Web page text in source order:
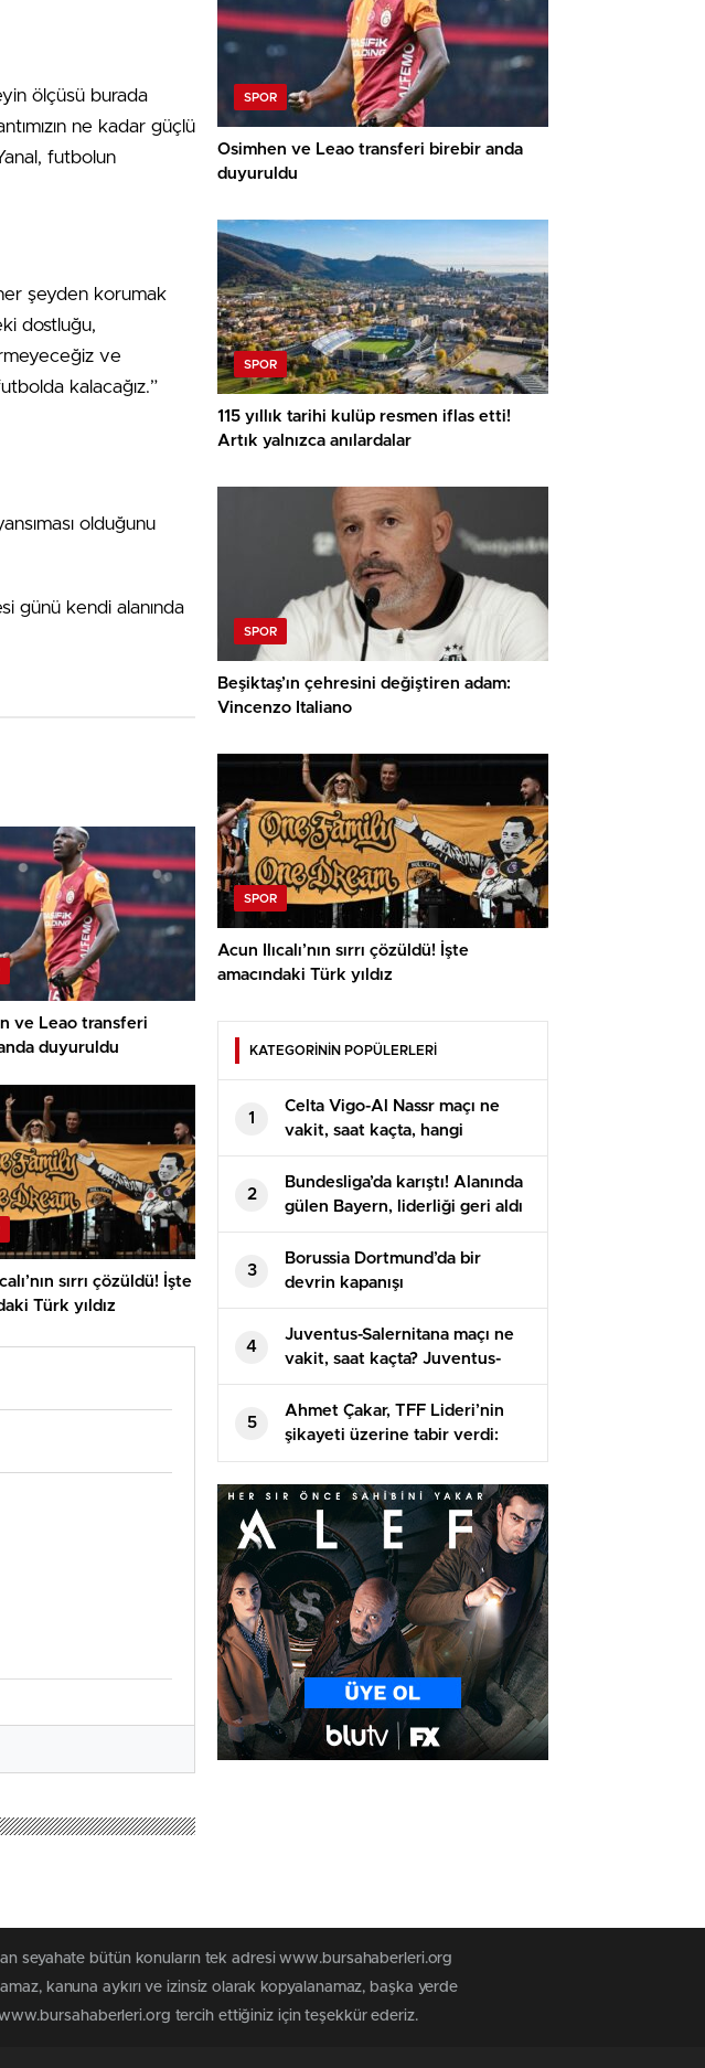
ölçüsü burada
ne kadar güçlü
futbolun
şeyden korumak
dostluğu,
ve
kalacağız.”
olduğunu
günü kendi alanında
ve Leao transferi
duyuruldu
sırrı çözüldü! İşte
Türk yıldız
SPOR
Osimhen ve Leao transferi birebir anda
duyuruldu
SPOR
115 yıllık tarihi kulüp resmen iflas etti!
Artık yalnızca anılardalar
SPOR
Beşiktaş’ın çehresini değiştiren adam:
Vincenzo Italiano
SPOR
Acun Ilıcalı’nın sırrı çözüldü! İşte
amacındaki Türk yıldız
KATEGORİNİN POPÜLERLERİ
1
Celta Vigo-Al Nassr maçı ne
vakit, saat kaçta, hangi
kanalda? Celta Vigo Al Nassr
maçı saat kaçta başlayacak,
nerede yayınlanacak?
2
Bundesliga’da karıştı! Alanında
gülen Bayern, liderliği geri aldı
3
Borussia Dortmund’da bir
devrin kapanışı
4
Juventus-Salernitana maçı ne
vakit, saat kaçta? Juventus-
Salernitana hangi kanalda,
şifresiz mi?
5
Ahmet Çakar, TFF Lideri’nin
şikayeti üzerine tabir verdi:
Elimdeki CD Türk futbolunun
namusunu değiştirecek
seyahate bütün konuların tek adresi www.bursahaberleri.org
kanuna aykırı ve izinsiz olarak kopyalanamaz, başka yerde
www.bursahaberleri.org tercih ettiğiniz için teşekkür ederiz.